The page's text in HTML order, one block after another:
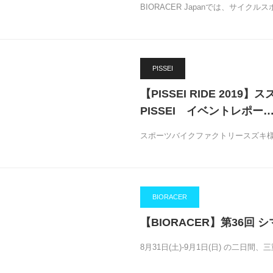
BIORACER Japanでは、サイクル
PISSEI
【PISSEI RIDE 2019】
PISSEI イベントレポー
スポーツバイクファクトリースズ
BIORACER
【BIORACER】第36回
8月31日(土)-9月1日(日) の二日間、